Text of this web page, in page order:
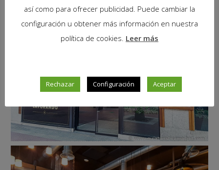
así como para ofrecer publicidad. Puede cambiar la
configuración u obtener más información en nuestra
política de cookies. Leer más
Rechazar Configuración Aceptar